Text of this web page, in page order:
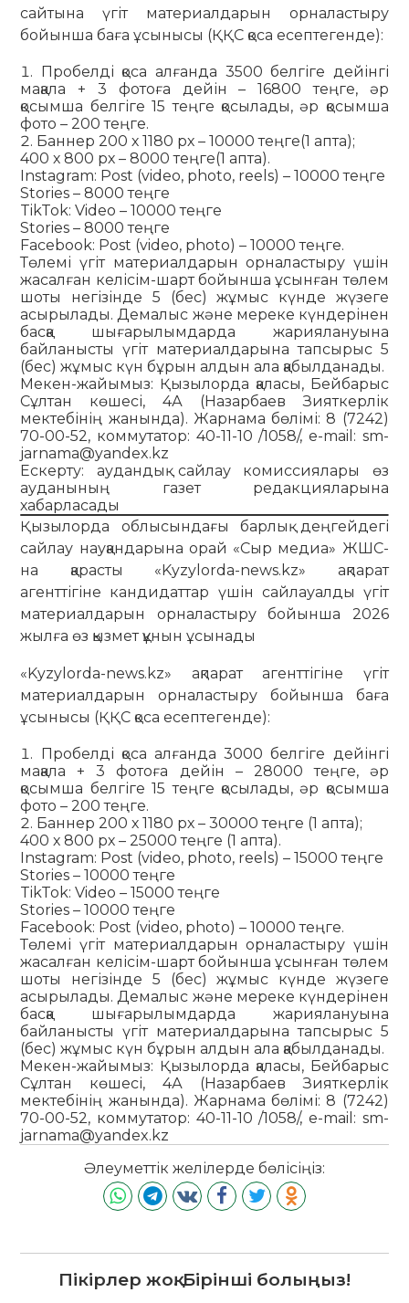
сайтына үгіт материалдарын орналастыру
бойынша баға ұсынысы (ҚҚС қоса есептегенде):
Пробелді қоса алғанда 3500 белгіге дейінгі
мақала + 3 фотоға дейін – 16800 теңге, әр
қосымша белгіге 15 теңге қосылады, әр қосымша
фото – 200 теңге.
Баннер 200 х 1180 рх – 10000 теңге(1 апта);
400 х 800 рх – 8000 теңге(1 апта).
Instagram: Post (video, photo, reels) – 10000 теңге
Stories – 8000 теңге
TikTok: Video – 10000 теңге
Stories – 8000 теңге
Facebook: Post (video, photo) – 10000 теңге.
Төлемі үгіт материалдарын орналастыру үшін
жасалған келісім-шарт бойынша ұсынған төлем
шоты негізінде 5 (бес) жұмыс күнде жүзеге
асырылады. Демалыс және мереке күндерінен
басқа шығарылымдарда жариялануына
байланысты үгіт материалдарына тапсырыс 5
(бес) жұмыс күн бұрын алдын ала қабылданады.
Мекен-жайымыз: Қызылорда қаласы, Бейбарыс
Сұлтан кө­шесі, 4А (Назарбаев Зияткерлік
мектебінің жанында). Жар­нама бөлімі: 8 (7242)
70-00-52, коммутатор: 40-11-10 /1058/, e-mail: sm-
jarnama@yandex.kz
Ескерту: аудандық сайлау комиссиялары өз
ауданының газет редакцияларына
хабарласады
Қызылорда облысындағы барлық деңгейдегі
сайлау науқандарына орай «Сыр медиа» ЖШС-
на қарасты «Kyzylorda-news.kz» ақпарат
агенттігіне кандидаттар үшін сайлауалды үгіт
материалдарын орналастыру бойынша 2026
жылға өз қызмет құнын ұсынады
«Kyzylorda-news.kz» ақпарат агенттігіне үгіт
материалдарын орналастыру бойынша баға
ұсынысы (ҚҚС қоса есептегенде):
Пробелді қоса алғанда 3000 белгіге дейінгі
мақала + 3 фотоға дейін – 28000 теңге, әр
қосымша белгіге 15 теңге қосылады, әр қосымша
фото – 200 теңге.
Баннер 200 х 1180 рх – 30000 теңге (1 апта);
400 х 800 рх – 25000 теңге (1 апта).
Instagram: Post (video, photo, reels) – 15000 теңге
Stories – 10000 теңге
TikTok: Video – 15000 теңге
Stories – 10000 теңге
Facebook: Post (video, photo) – 10000 теңге.
Төлемі үгіт материалдарын орналастыру үшін
жасалған келісім-шарт бойынша ұсынған төлем
шоты негізінде 5 (бес) жұмыс күнде жүзеге
асырылады. Демалыс және мереке күндерінен
басқа шығарылымдарда жариялануына
байланысты үгіт материалдарына тапсырыс 5
(бес) жұмыс күн бұрын алдын ала қабылданады.
Мекен-жайымыз: Қызылорда қаласы, Бейбарыс
Сұлтан көшесі, 4А (Назарбаев Зияткерлік
мектебінің жанында). Жар­нама бөлімі: 8 (7242)
70-00-52, коммутатор: 40-11-10 /1058/, e-mail: sm-
jarnama@yandex.kz
Әлеуметтік желілерде бөлісіңіз:
Пікірлер жоқ. Бірінші болыңыз!